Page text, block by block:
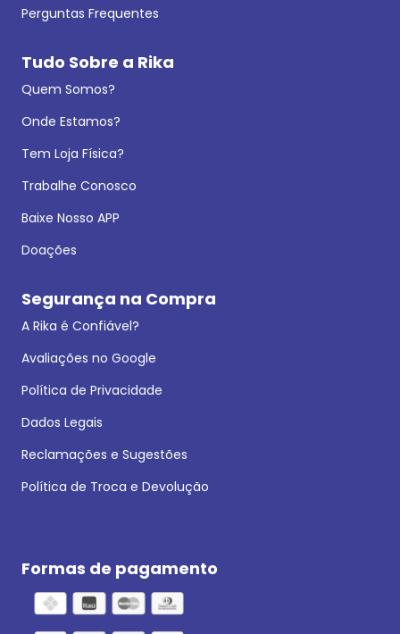
Perguntas Frequentes
Tudo Sobre a Rika
Quem Somos?
Onde Estamos?
Tem Loja Física?
Trabalhe Conosco
Baixe Nosso APP
Doações
Segurança na Compra
A Rika é Confiável?
Avaliações no Google
Política de Privacidade
Dados Legais
Reclamações e Sugestões
Política de Troca e Devolução
Formas de pagamento